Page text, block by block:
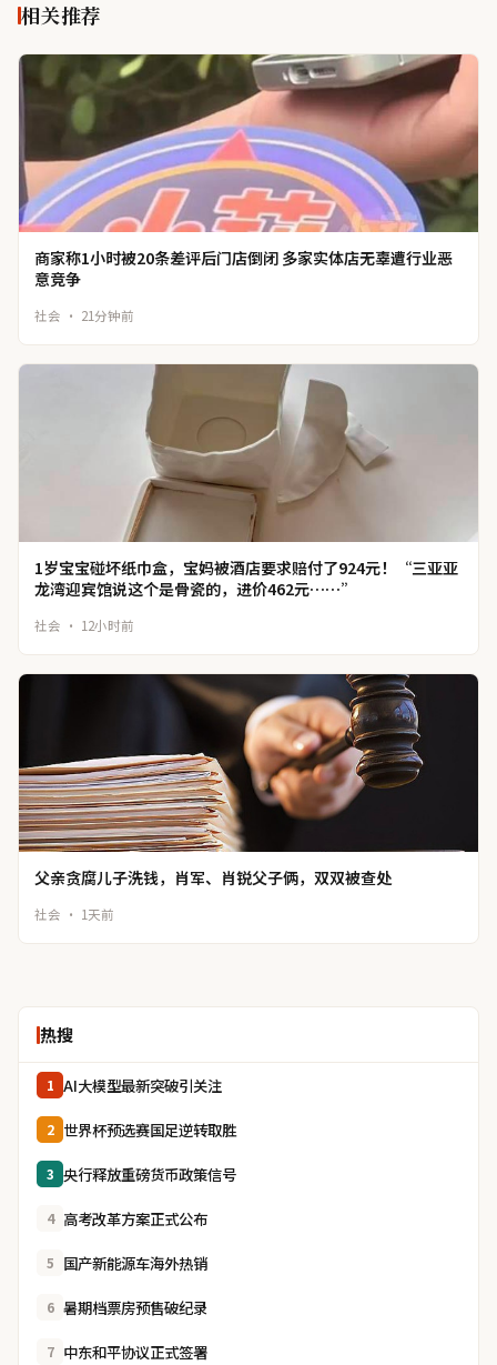
相关推荐
商家称1小时被20条差评后门店倒闭 多家实体店无辜遭行业恶
意竞争
社会 · 21分钟前
1岁宝宝碰坏纸巾盒，宝妈被酒店要求赔付了924元！“三亚亚
龙湾迎宾馆说这个是骨瓷的，进价462元……”
社会 · 12小时前
父亲贪腐儿子洗钱，肖军、肖锐父子俩，双双被查处
社会 · 1天前
热搜
1 AI大模型最新突破引关注
2 世界杯预选赛国足逆转取胜
3 央行释放重磅货币政策信号
4 高考改革方案正式公布
5 国产新能源车海外热销
6 暑期档票房预售破纪录
7 中东和平协议正式签署